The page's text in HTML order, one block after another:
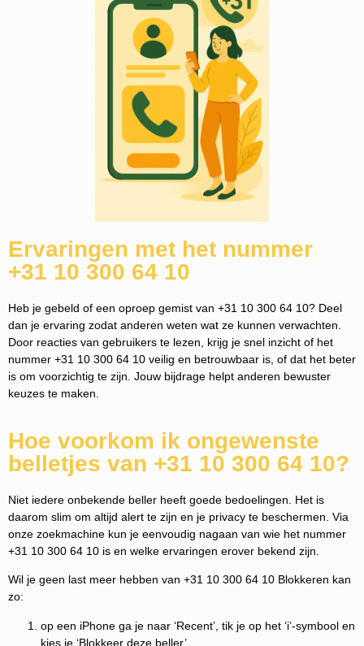
Ervaringen met het nummer
+31 10 300 64 10
Heb je gebeld of een oproep gemist van +31 10 300 64 10? Deel
dan je ervaring zodat anderen weten wat ze kunnen verwachten.
Door reacties van gebruikers te lezen, krijg je snel inzicht of het
nummer +31 10 300 64 10 veilig en betrouwbaar is, of dat het beter
is om voorzichtig te zijn. Jouw bijdrage helpt anderen bewuster
keuzes te maken.
Hoe voorkom ik ongewenste
belletjes van +31 10 300 64 10?
Niet iedere onbekende beller heeft goede bedoelingen. Het is
daarom slim om altijd alert te zijn en je privacy te beschermen. Via
onze zoekmachine kun je eenvoudig nagaan van wie het nummer
+31 10 300 64 10 is en welke ervaringen erover bekend zijn.
Wil je geen last meer hebben van +31 10 300 64 10 Blokkeren kan
zo:
op een iPhone ga je naar ‘Recent’, tik je op het ‘i’-symbool en
kies je ‘Blokkeer deze beller’.